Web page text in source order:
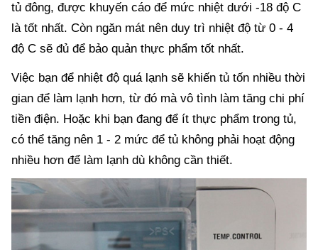
tủ đông, được khuyến cáo để mức nhiệt dưới -18 độ C
là tốt nhất. Còn ngăn mát nên duy trì nhiệt độ từ 0 - 4
độ C sẽ đủ để bảo quản thực phẩm tốt nhất.
Việc bạn để nhiệt độ quá lạnh sẽ khiến tủ tốn nhiều thời
gian để làm lạnh hơn, từ đó mà vô tình làm tăng chi phí
tiền điện. Hoặc khi bạn đang để ít thực phẩm trong tủ,
có thể tăng nên 1 - 2 mức để tủ không phải hoạt động
nhiều hơn để làm lạnh dù không cần thiết.